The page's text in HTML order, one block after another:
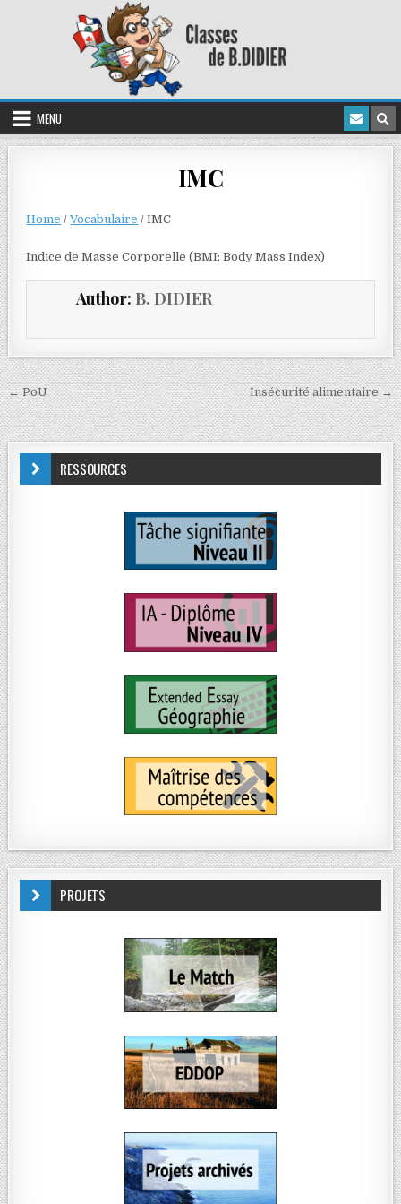
MENU
IMC
Home /Vocabulaire /IMC
Indice de Masse Corporelle (BMI: Body Mass Index)
Author: B. DIDIER
← PoU Insécurité alimentaire →
RESSOURCES
PROJETS